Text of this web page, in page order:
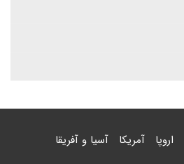
اروپا آمریکا آسیا و آفریقا